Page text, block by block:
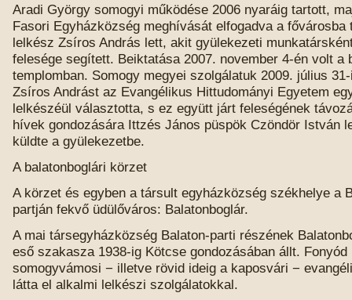
Aradi György somogyi működése 2006 nyaráig tartott,
Fasori Egyházközség meghívását elfogadva a fővárosba
lelkész Zsíros András lett, akit gyülekezeti
felesége segített. Beiktatása 2007. november 4-én volt a
templomban. Somogy megyei szolgálatuk 2009. július
Zsíros Andrást az Evangélikus Hittudományi Egyetem
lelkészéül választotta, s ez együtt járt feleségének
hívek gondozására Ittzés János püspök Czöndör István
küldte a gyülekezetbe.
A balatonboglári körzet
A körzet és egyben a társult egyházközség székhelye a
partján fekvő üdülőváros: Balatonboglár.
A mai társegyházközség Balaton-parti részének
eső szakasza 1938-ig Kötcse gondozásában állt.
somogyvámosi − illetve rövid ideig a kaposvári −
látta el alkalmi lelkészi szolgálatokkal.